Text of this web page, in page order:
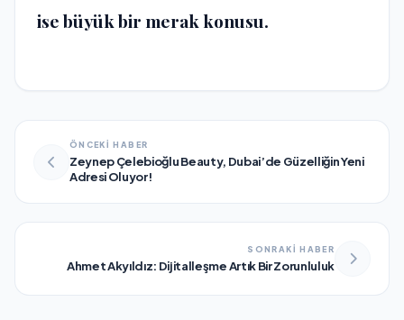
ise büyük bir merak konusu.
ÖNCEKİ HABER
Zeynep Çelebioğlu Beauty, Dubai’de Güzelliğin Yeni
Adresi Oluyor!
SONRAKİ HABER
Ahmet Akyıldız: Dijitalleşme Artık Bir Zorunluluk